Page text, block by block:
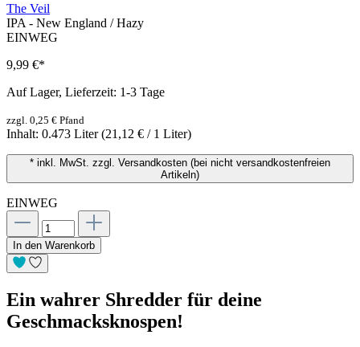
The Veil
IPA - New England / Hazy
EINWEG
9,99 €*
Auf Lager, Lieferzeit: 1-3 Tage
zzgl. 0,25 € Pfand
Inhalt: 0.473 Liter(21,12 € / 1 Liter)
* inkl. MwSt. zzgl. Versandkosten (bei nicht versandkostenfreien
Artikeln)
EINWEG
In den Warenkorb
Ein wahrer Shredder für deine
Geschmacksknospen!